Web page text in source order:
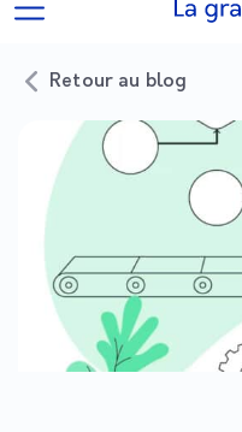
Retour au blog